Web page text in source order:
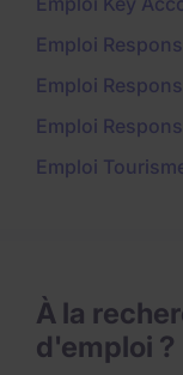
Emploi
Emploi
Emploi
Emploi
À la
d'emploi ?